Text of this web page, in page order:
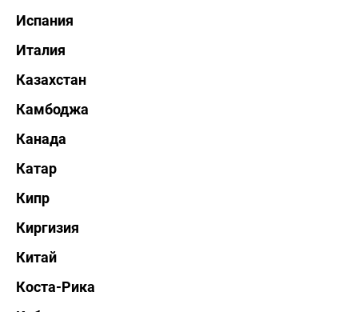
Испания
Италия
Казахстан
Камбоджа
Канада
Катар
Кипр
Киргизия
Китай
Коста-Рика